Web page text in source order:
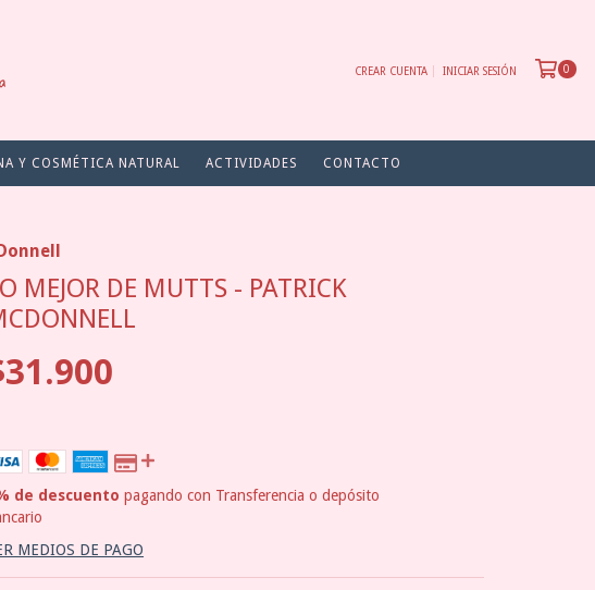
CREAR CUENTA INICIAR SESIÓN 0
Y COSMÉTICA NATURAL ACTIVIDADES CONTACTO
MEJOR DE MUTTS - PATRICK
de descuento pagando con Transferencia o depósito
MEDIOS DE PAGO